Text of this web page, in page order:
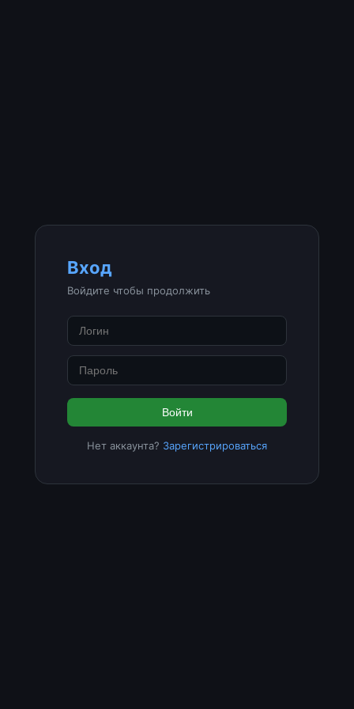
Вход
Войдите чтобы продолжить
Войти
Нет аккаунта? Зарегистрироваться